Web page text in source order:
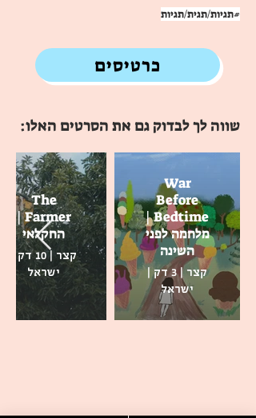
#תגיות/תגית/תגיות
כרטיסים
שווה לך לבדוק גם את הסרטים האלו:
War
Before
Bedtime |
מלחמה לפני
השינה
קצר | 3 דק |
ישראל
The
Farmer |
החקלאי
קצר | 10 דק |
ישראל